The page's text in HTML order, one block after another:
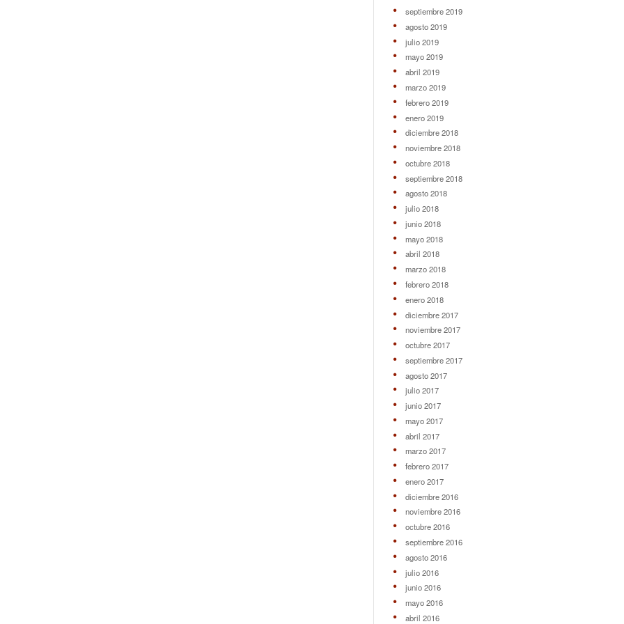
septiembre 2019
agosto 2019
julio 2019
mayo 2019
abril 2019
marzo 2019
febrero 2019
enero 2019
diciembre 2018
noviembre 2018
octubre 2018
septiembre 2018
agosto 2018
julio 2018
junio 2018
mayo 2018
abril 2018
marzo 2018
febrero 2018
enero 2018
diciembre 2017
noviembre 2017
octubre 2017
septiembre 2017
agosto 2017
julio 2017
junio 2017
mayo 2017
abril 2017
marzo 2017
febrero 2017
enero 2017
diciembre 2016
noviembre 2016
octubre 2016
septiembre 2016
agosto 2016
julio 2016
junio 2016
mayo 2016
abril 2016